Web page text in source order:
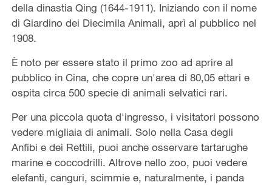
della dinastia Qing (1644-1911). Iniziando con il nome
di Giardino dei Diecimila Animali, aprì al pubblico nel
1908.
È noto per essere stato il primo zoo ad aprire al
pubblico in Cina, che copre un'area di 80,05 ettari e
ospita circa 500 specie di animali selvatici rari.
Per una piccola quota d'ingresso, i visitatori possono
vedere migliaia di animali. Solo nella Casa degli
Anfibi e dei Rettili, puoi anche osservare tartarughe
marine e coccodrilli. Altrove nello zoo, puoi vedere
elefanti, canguri, scimmie e, naturalmente, i panda